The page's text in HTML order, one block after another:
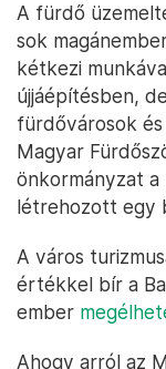
A fürdő
sok
kétkezi
újjáépítésben,
fürdővárosok
Magyar
önkormányzat a
létrehozott egy
A város
értékkel bír a
ember
Ahogy arról az